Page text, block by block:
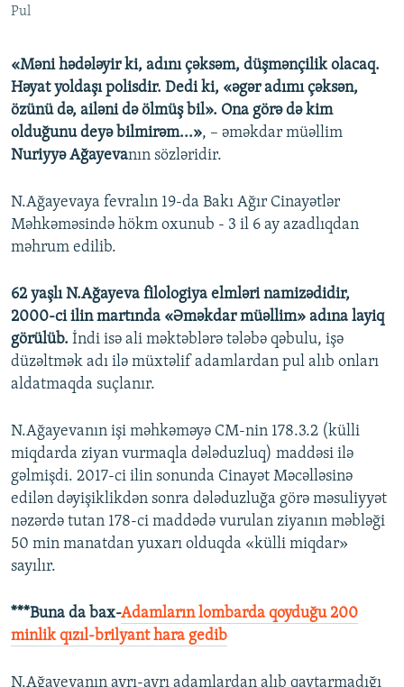
XƏBƏR BÜLLETENLƏRIMIZ
Pul
«Məni hədələyir ki, adını çəksəm, düşmənçilik olacaq.
Həyat yoldaşı polisdir. Dedi ki, «əgər adımı çəksən,
özünü də, ailəni də ölmüş bil». Ona görə də kim
olduğunu deyə bilmirəm...», – əməkdar müəllim
Nuriyyə Ağayevanın sözləridir.
N.Ağayevaya fevralın 19-da Bakı Ağır Cinayətlər
Məhkəməsində hökm oxunub - 3 il 6 ay azadlıqdan
məhrum edilib.
62 yaşlı N.Ağayeva filologiya elmləri namizədidir,
2000-ci ilin martında «Əməkdar müəllim» adına layiq
görülüb. İndi isə ali məktəblərə tələbə qəbulu, işə
düzəltmək adı ilə müxtəlif adamlardan pul alıb onları
aldatmaqda suçlanır.
N.Ağayevanın işi məhkəməyə CM-nin 178.3.2 (külli
miqdarda ziyan vurmaqla dələduzluq) maddəsi ilə
gəlmişdi. 2017-ci ilin sonunda Cinayət Məcəlləsinə
edilən dəyişiklikdən sonra dələduzluğa görə məsuliyyət
nəzərdə tutan 178-ci maddədə vurulan ziyanın məbləği
50 min manatdan yuxarı olduqda «külli miqdar»
sayılır.
***Buna da bax-Adamların lombarda qoyduğu 200
minlik qızıl-brilyant hara gedib
N.Ağayevanın ayrı-ayrı adamlardan alıb qaytarmadığı